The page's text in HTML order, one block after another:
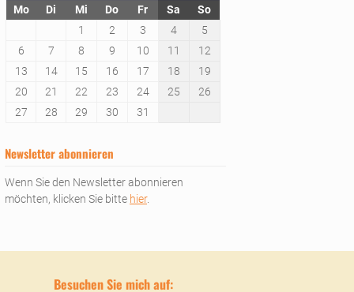
MontagDienstag
Mittwoch
Donnerstag
FreitagSa mstag
Sonntag
1
2 3 4
5
6
7 8 9 10 11
12
13
14 15 16 17 18
19
20
21 22 23 24 25
26
27
28 29 30 31
Newsletter abonnieren
Wenn Sie den Newsletter abonnieren
möchten, klicken Sie bitte hier.
Besuchen Sie mich auf: